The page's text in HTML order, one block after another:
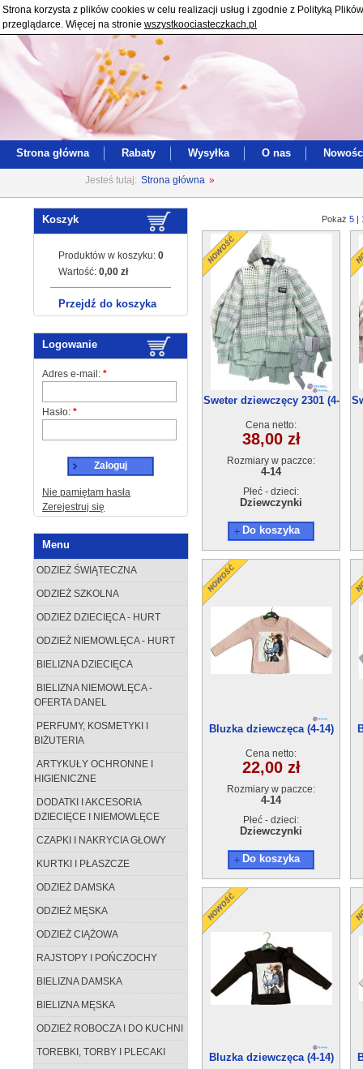
Strona korzysta z plików cookies w celu realizacji usług i zgodnie z Polityką
przeglądarce. Więcej na stronie wszystkoociasteczkach.pl
Strona główna Rabaty Wysyłka O nas
Jesteś tutaj: Strona główna »
Koszyk
Produktów w koszyku: 0
Wartość: 0,00 zł
Przejdź do koszyka
Logowanie
Adres e-mail: *
Hasło: *
Zaloguj
Nie pamiętam hasła
Zerejestruj się
Menu
ODZIEŻ ŚWIĄTECZNA
ODZIEŻ SZKOLNA
ODZIEŻ DZIECIĘCA - HURT
ODZIEŻ NIEMOWLĘCA - HURT
BIELIZNA DZIECIĘCA
BIELIZNA NIEMOWLĘCA -
OFERTA DANEL
PERFUMY, KOSMETYKI I
BIŻUTERIA
ARTYKUŁY OCHRONNE I
HIGIENICZNE
DODATKI I AKCESORIA
DZIECIĘCE I NIEMOWLĘCE
CZAPKI I NAKRYCIA GŁOWY
KURTKI I PŁASZCZE
ODZIEŻ DAMSKA
ODZIEŻ MĘSKA
ODZIEŻ CIĄŻOWA
RAJSTOPY I POŃCZOCHY
BIELIZNA DAMSKA
BIELIZNA MĘSKA
ODZIEŻ ROBOCZA I DO KUCHNI
TOREBKI, TORBY I PLECAKI
Pokaż 5 |
Sweter dziewczęcy 2301 (4-
Cena netto:
38,00 zł
Rozmiary w paczce:
4-14
Płeć - dzieci:
Dziewczynki
Do koszyka
Bluzka dziewczęca (4-14)
Cena netto:
22,00 zł
Rozmiary w paczce:
4-14
Płeć - dzieci:
Dziewczynki
Do koszyka
Bluzka dziewczęca (4-14)